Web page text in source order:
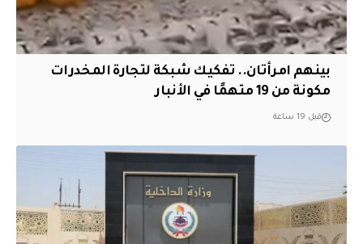
بينهم امرأتان.. تفكيك شبكة لتجارة المخدرات
مكونة من 19 متهمًا في الأنبار
قبل 19 ساعة